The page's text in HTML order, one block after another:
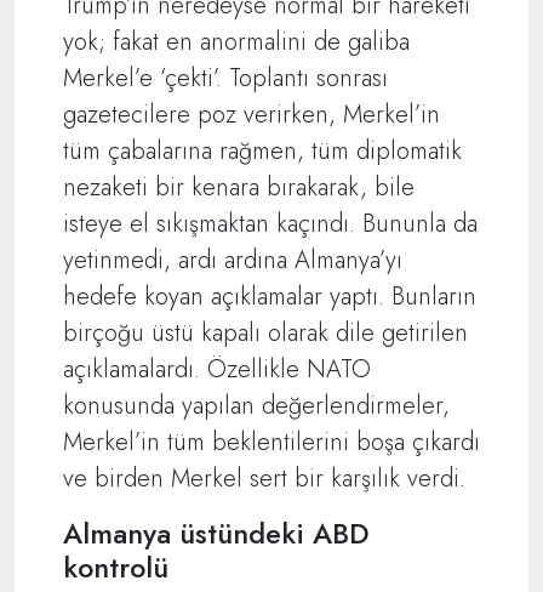
yok; fakat en anormalini de galiba
Merkel’e ‘çekti’. Toplantı sonrası
gazetecilere poz verirken, Merkel’in
tüm çabalarına rağmen, tüm diplomatik
nezaketi bir kenara bırakarak, bile
isteye el sıkışmaktan kaçındı. Bununla da
yetinmedi, ardı ardına Almanya’yı
hedefe koyan açıklamalar yaptı. Bunların
birçoğu üstü kapalı olarak dile getirilen
açıklamalardı. Özellikle NATO
konusunda yapılan değerlendirmeler,
Merkel’in tüm beklentilerini boşa çıkardı
ve birden Merkel sert bir karşılık verdi.
Almanya üstündeki ABD
kontrolü